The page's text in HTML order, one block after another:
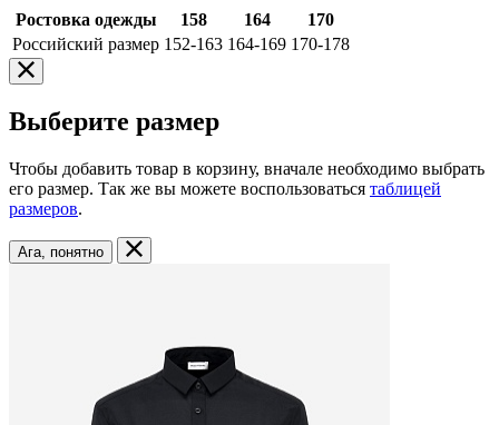
Ростовка одежды 158 164
170
Российский размер 152-163 164-169 170-178
Выберите размер
Чтобы добавить товар в корзину, вначале необходимо выбрать
его размер. Так же вы можете воспользоваться таблицей
размеров.
Ага, понятно